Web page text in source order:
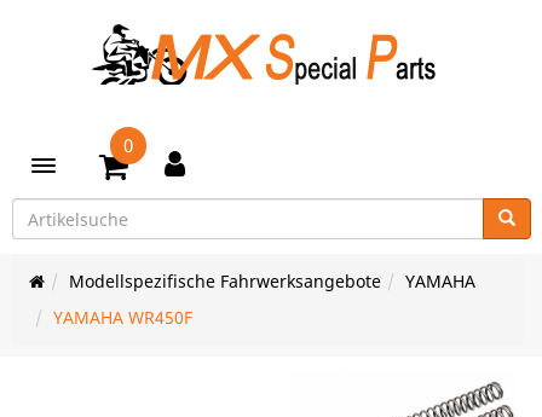
Toggle navigation
0
Modellspezifische Fahrwerksangebote
YAMAHA
YAMAHA WR450F